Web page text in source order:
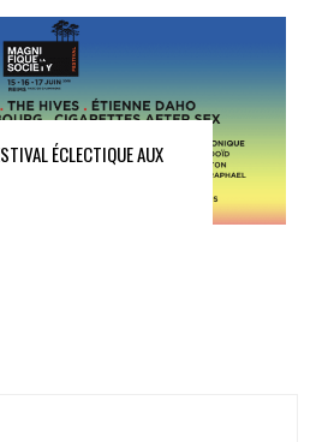
ÉCLECTIQUE AUX